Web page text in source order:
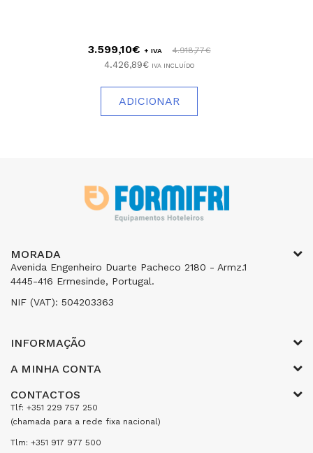
3.599,10€ + IVA 4.918,77€
4.426,89€ IVA INCLUÍDO
ADICIONAR
MORADA
Avenida Engenheiro Duarte Pacheco 2180 - Armz.1
4445-416 Ermesinde, Portugal.
NIF (VAT): 504203363
INFORMAÇÃO
A MINHA CONTA
CONTACTOS
Tlf: +351 229 757 250
(chamada para a rede fixa nacional)
Tlm: +351 917 977 500